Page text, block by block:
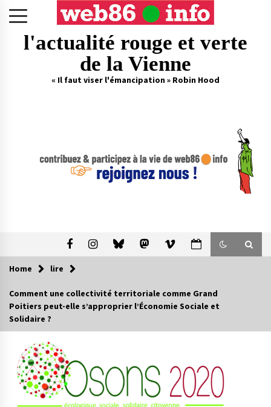
l'actualité rouge et verte
de la Vienne
« Il faut viser l'émancipation » Robin Hood
Home lire
Comment une collectivité territoriale comme Grand
Poitiers peut-elle s’approprier l’Économie Sociale et
Solidaire ?